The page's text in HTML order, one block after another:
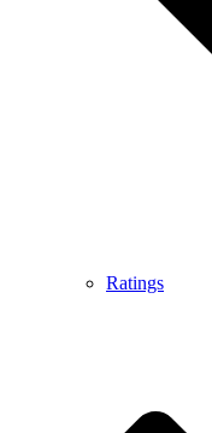
Ratings